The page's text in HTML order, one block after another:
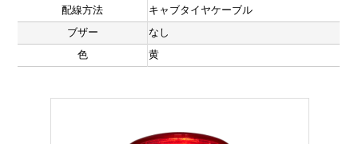
配線方法
キャブタイヤケーブル
ブザー
なし
色
黄